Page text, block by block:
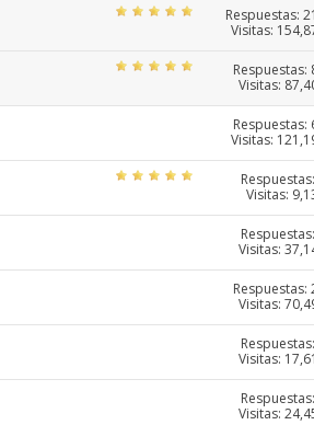
Respuestas:
Visitas:
Respuestas:
Visitas:
Respuestas:
Visitas:
Visitas:
Respuestas:
Visitas:
Respuestas:
Visitas:
Respuestas:
Visitas:
Respuestas:
Visitas: